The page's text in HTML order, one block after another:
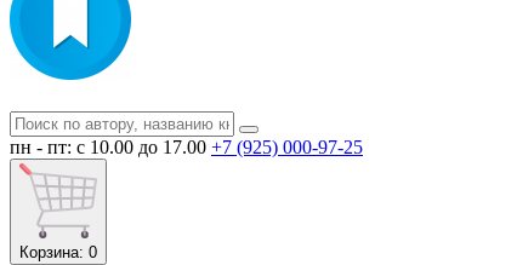
пн - пт: с 10.00 до 17.00 +7 (925) 000-97-25
Корзина: 0